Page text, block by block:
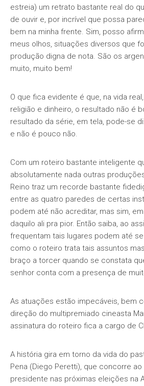
estreia) um retrato bastante real do
de ouvir e, por incrível que possa
bem na minha frente. Sim, posso
meus olhos, situações diversos que
produção digna de nota. São os
muito, muito bem!
O que fica evidente é que, na vida
religião e dinheiro, o resultado não é
resultado da série, em tela, pode-se
e não é pouco não.
Com um roteiro bastante inteligente
absolutamente nada outras
Reino traz um recorde bastante
entre as quatro paredes de certas
podem até não acreditar, mas sim,
daquilo ali pra pior. Então saiba, ao
frequentam tais lugares podem até
como o roteiro trata tais assuntos
braço a torcer quando se constata
senhor conta com a presença de
As atuações estão impecáveis, bem
direção do multipremiado cineasta
assinatura do roteiro fica a cargo de
A história gira em torno da vida do
Pena (Diego Peretti), que concorre
presidente nas próximas eleições na